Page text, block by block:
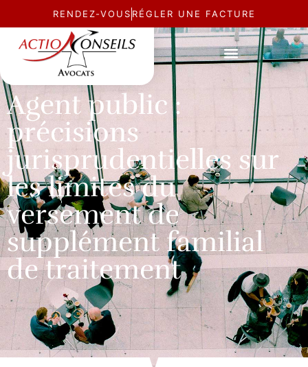
RENDEZ-VOUS RÉGLER UNE FACTURE
ACTUALITÉ
Agent public :
précisions
jurisprudentielles sur
les limites du
versement de
supplément familial
de traitement